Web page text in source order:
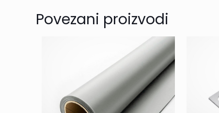
Povezani proizvodi